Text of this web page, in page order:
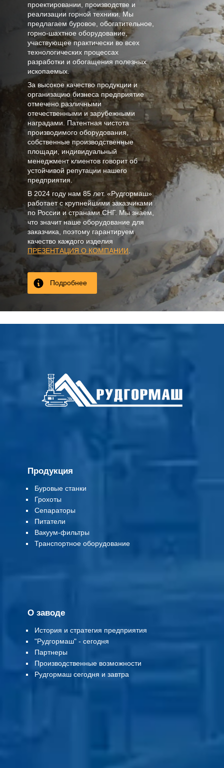
проектировании, производстве и
реализации горной техники. Мы
предлагаем буровое, обогатительное,
горно-шахтное оборудование,
участвующее практически во всех
технологических процессах
разработки и обогащения полезных
ископаемых.
За высокое качество продукции и
организацию бизнеса предприятие
отмечено различными
отечественными и зарубежными
наградами. Патентная чистота
производимого оборудования,
собственные производственные
площади, индивидуальный
менеджмент клиентов говорит об
устойчивой репутации нашего
предприятия.
В 2024 году нам 85 лет. «Рудгормаш»
работает с крупнейшими заказчиками
по России и странами СНГ. Мы знаем,
что значит наше оборудование для
заказчика, поэтому гарантируем
качество каждого изделия
ПРЕЗЕНТАЦИЯ О КОМПАНИИ
Подробнее
Продукция
Буровые станки
Грохоты
Сепараторы
Питатели
Вакуум-фильтры
Транспортное оборудование
О заводе
История и стратегия предприятия
"Рудгормаш" - сегодня
Партнеры
Производственные возможности
Рудгормаш сегодня и завтра